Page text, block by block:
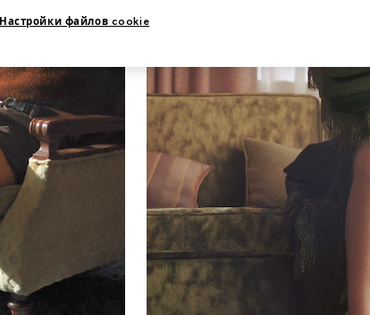
Настройки файлов cookie